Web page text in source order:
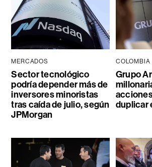
MERCADOS
Sector tecnológico
podría depender más de
inversores minoristas
tras caída de julio, según
JPMorgan
COLOMBIA
Grupo
duplicar